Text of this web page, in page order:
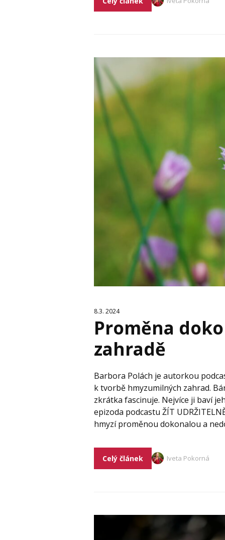
8.3. 2024
Proměna
zahradě
Barbora Polách je autorkou
k tvorbě hmyzumilných zahrad.
zkrátka fascinuje. Nejvíce ji baví
epizoda podcastu ŽÍT
hmyzí proměnou dokonalou a
Celý článek Iveta Pokorná